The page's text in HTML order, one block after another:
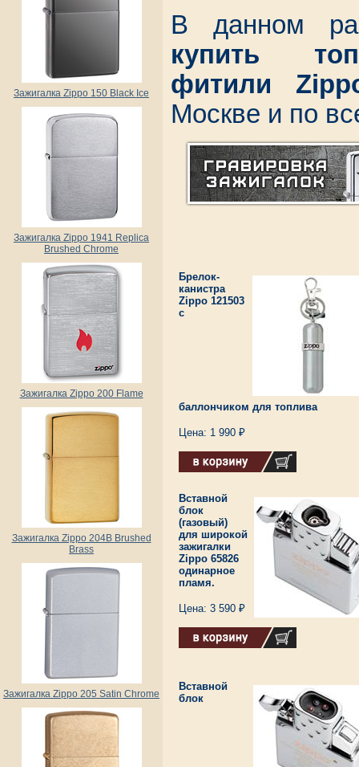
Зажигалка Zippo 150 Black Ice
Зажигалка Zippo 1941 Replica
Brushed Chrome
Зажигалка Zippo 200 Flame
Зажигалка Zippo 204B Brushed
Brass
Зажигалка Zippo 205 Satin Chrome
В данном
купить
фитили
Москве и по
Брелок-
канистра
Zippo 121503
с
баллончиком для топлива
Цена: 1 990 ₽
Вставной
блок
(газовый)
для широкой
зажигалки
Zippo 65826
одинарное
пламя.
Цена: 3 590 ₽
Вставной
блок